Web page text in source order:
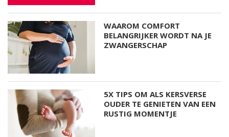
WAAROM COMFORT
BELANGRIJKER WORDT NA JE
ZWANGERSCHAP
5X TIPS OM ALS KERSVERSE
OUDER TE GENIETEN VAN EEN
RUSTIG MOMENTJE